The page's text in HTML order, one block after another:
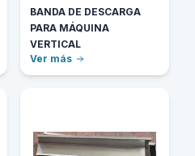
BANDA DE DESCARGA
PARA MÁQUINA
VERTICAL
Ver más